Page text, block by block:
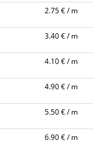
2.75 € / m
3.40 € / m
4.10 € / m
4.90 € / m
5.50 € / m
6.90 € / m